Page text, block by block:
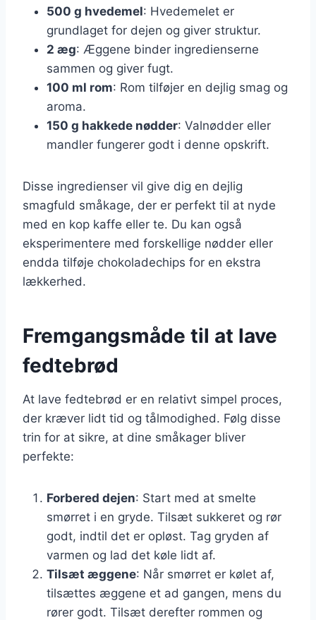
500 g hvedemel: Hvedemelet er
grundlaget for dejen og giver struktur.
2 æg: Æggene binder ingredienserne
sammen og giver fugt.
100 ml rom: Rom tilføjer en dejlig smag og
aroma.
150 g hakkede nødder: Valnødder eller
mandler fungerer godt i denne opskrift.
Disse ingredienser vil give dig en dejlig
smagfuld småkage, der er perfekt til at nyde
med en kop kaffe eller te. Du kan også
eksperimentere med forskellige nødder eller
endda tilføje chokoladechips for en ekstra
lækkerhed.
Fremgangsmåde til at lave
fedtebrød
At lave fedtebrød er en relativt simpel proces,
der kræver lidt tid og tålmodighed. Følg disse
trin for at sikre, at dine småkager bliver
perfekte:
Forbered dejen: Start med at smelte
smørret i en gryde. Tilsæt sukkeret og rør
godt, indtil det er opløst. Tag gryden af
varmen og lad det køle lidt af.
Tilsæt æggene: Når smørret er kølet af,
tilsættes æggene et ad gangen, mens du
rører godt. Tilsæt derefter rommen og